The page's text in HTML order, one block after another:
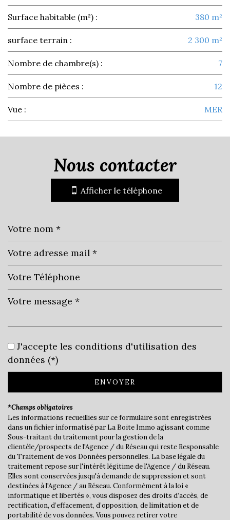
Surface habitable (m²) : 380 m²
surface terrain : 2 300 m²
Nombre de chambre(s) : 7
Nombre de pièces : 12
Vue : MER
École primaire
Mairie
statistiques
Nombre d'habitants
7 062
Propriétaires (vs. locataires)
59,45 %
Taxe habitation
22,33 %
nous contacter
Afficher le téléphone
J'accepte les conditions d'utilisation des
données (*)
ENVOYER
*Champs obligatoires
Les informations recueillies sur ce formulaire sont enregistrées
dans un fichier informatisé par La Boite Immo agissant comme
Sous-traitant du traitement pour la gestion de la
clientèle/prospects de l'Agence / du Réseau qui reste Responsable
du Traitement de vos Données personnelles. La base légale du
traitement repose sur l'intérêt légitime de l'Agence / du Réseau.
Elles sont conservées jusqu'à demande de suppression et sont
destinées à l'Agence / au Réseau. Conformément à la loi «
informatique et libertés », vous disposez des droits d’accès, de
rectification, d’effacement, d’opposition, de limitation et de
portabilité de vos données. Vous pouvez retirer votre